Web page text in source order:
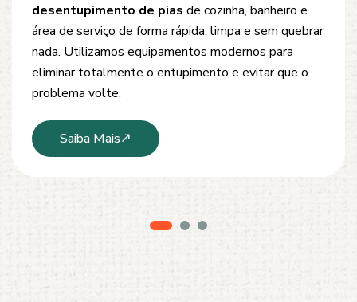
Oferecemos soluções rápidas e eficientes para
desobstrução de redes de esgoto, caixas de
inspeção e tubulações. Utilizamos equipamentos
modernos e técnicas seguras que garantem um
serviço limpo, ágil e sem danos à estrutura.
Saiba Mais